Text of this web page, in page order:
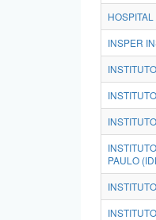
INSPER
PAULO